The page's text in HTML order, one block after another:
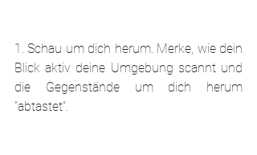
1. Schau um dich herum. Merke, wie dein
Blick aktiv deine Umgebung scannt und
die Gegenstände um dich herum
"abtastet“.